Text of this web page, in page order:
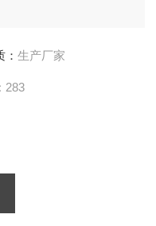
生产厂家
283